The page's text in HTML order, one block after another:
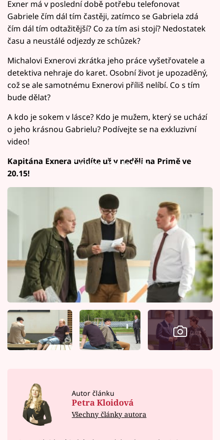
Exner má v poslední době potřebu telefonovat
Gabriele čím dál tím častěji, zatímco se Gabriela zdá
čím dál tím odtažitější? Co za tím asi stojí? Nedostatek
času a neustálé odjezdy ze schůzek?
Michalovi Exnerovi zkrátka jeho práce vyšetřovatele a
detektiva nehraje do karet. Osobní život je upozaděný,
což se ale samotnému Exnerovi příliš nelíbí. Co s tím
bude dělat?
A kdo je sokem v lásce? Kdo je mužem, který se uchází
o jeho krásnou Gabrielu? Podívejte se na exkluzivní
video!
Failed to fetch
Kapitána Exnera uvidíte už v neděli na Primě ve
20.15!
Autor článku
Petra Kloidová
Všechny články autora